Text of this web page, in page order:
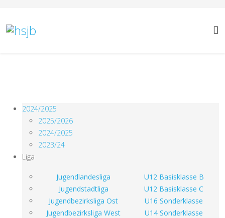
2024/2025
2025/2026
2024/2025
2023/24
Liga
Jugendlandesliga
U12 Basisklasse B
Jugendstadtliga
U12 Basisklasse C
Jugendbezirksliga Ost
U16 Sonderklasse
Jugendbezirksliga West
U14 Sonderklasse